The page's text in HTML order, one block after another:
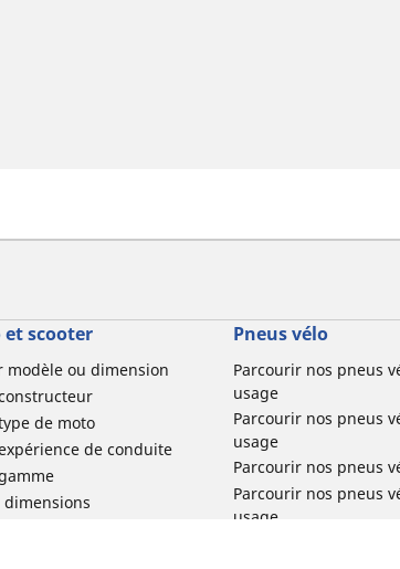
et scooter
modèle ou dimension
de moto
de conduite
dimensions
Pneus vélo
Parcourir nos pneus
usage
Parcourir nos pneus
usage
Parcourir nos pneus
Parcourir nos pneus
usage